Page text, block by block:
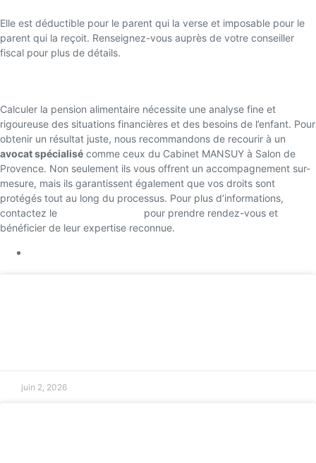
Elle est déductible pour le parent qui la verse et imposable pour le
parent qui la reçoit. Renseignez-vous auprès de votre conseiller
fiscal pour plus de détails.
Calculer la pension alimentaire nécessite une analyse fine et
rigoureuse des situations financières et des besoins de l’enfant. Pour
obtenir un résultat juste, nous recommandons de recourir à un
avocat spécialisé comme ceux du Cabinet MANSUY à Salon de
Provence. Non seulement ils vous offrent un accompagnement sur-
mesure, mais ils garantissent également que vos droits sont
protégés tout au long du processus. Pour plus d’informations,
contactez le
pour prendre rendez-vous et
bénéficier de leur expertise reconnue.
juin 2, 2026